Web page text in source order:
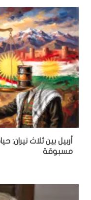
أربيل بين ثلاث
مسبوقة